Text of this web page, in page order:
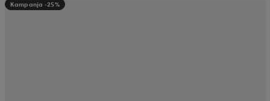
Kampanja -25%